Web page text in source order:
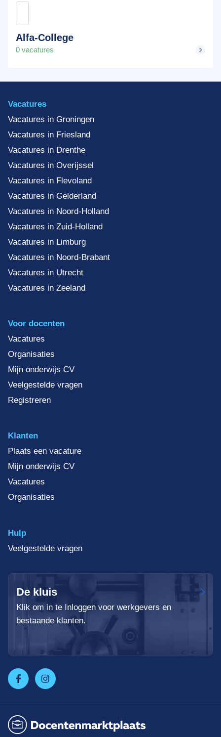
Alfa-College
0 vacatures
Vacatures
Vacatures in Groningen
Vacatures in Friesland
Vacatures in Drenthe
Vacatures in Overijssel
Vacatures in Flevoland
Vacatures in Gelderland
Vacatures in Noord-Holland
Vacatures in Zuid-Holland
Vacatures in Limburg
Vacatures in Noord-Brabant
Vacatures in Utrecht
Vacatures in Zeeland
Voor docenten
Vacatures
Organisaties
Mijn onderwijs CV
Veelgestelde vragen
Registreren
Klanten
Plaats een vacature
Mijn onderwijs CV
Vacatures
Organisaties
Hulp
Veelgestelde vragen
De kluis
Klik om in te Inloggen voor werkgevers en
bestaande klanten.